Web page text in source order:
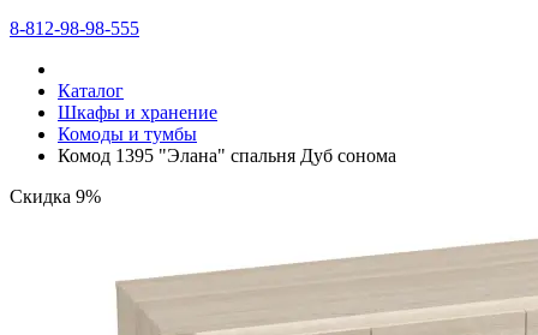
8-812-98-98-555
Каталог
Шкафы и хранение
Комоды и тумбы
Комод 1395 "Элана" спальня Дуб сонома
Скидка 9%